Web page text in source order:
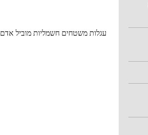
עגלות משטחים חשמליות מוביל אדם R100 4